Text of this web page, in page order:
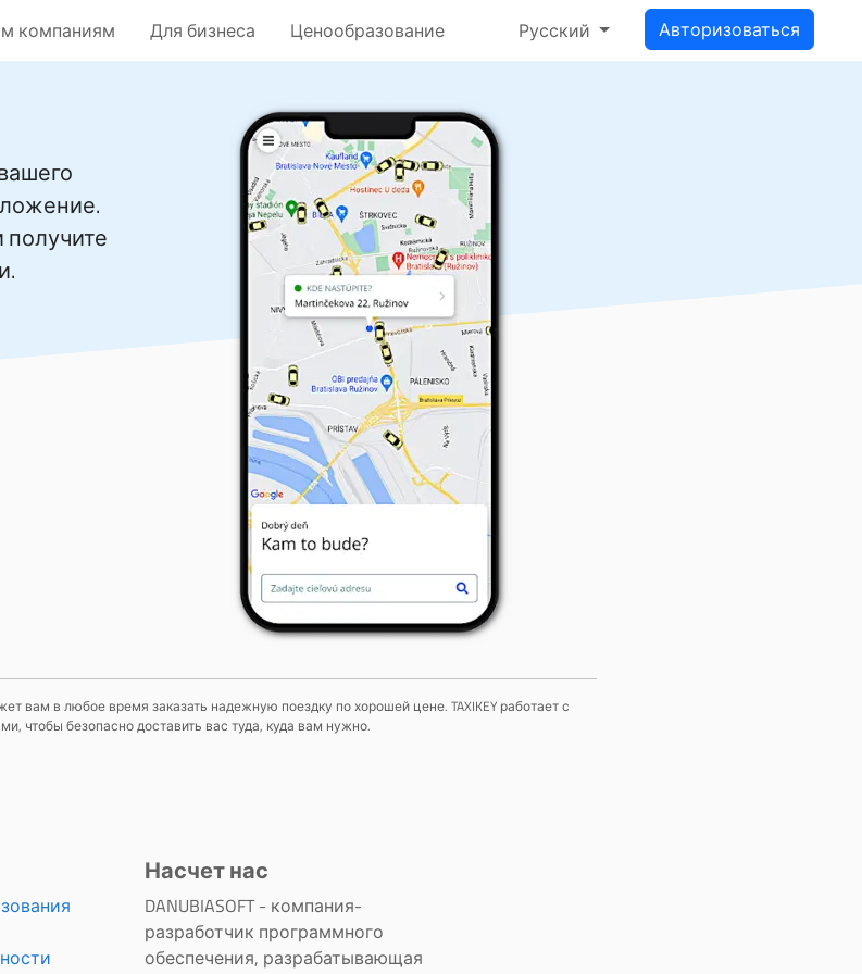
компаниям Для бизнеса Ценообразование Русский Авторизоваться
получите
вам в любое время заказать надежную поездку по хорошей цене. TAXIKEY работает с
чтобы безопасно доставить вас туда, куда вам нужно.
Насчет нас
DANUBIASOFT - компания-
разработчик программного
обеспечения, разрабатывающая